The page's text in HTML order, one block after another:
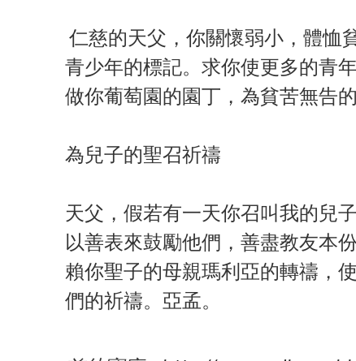
仁慈的天父，你關懷弱小，體恤
青少年的標記。求你使更多的青
做你葡萄園的園丁，為貧苦無告
為兒子的聖召祈禱
天父，假若有一天你召叫我的兒
以善表來鼓勵他們，善盡教友本
賴你聖子的母親瑪利亞的轉禱，
們的祈禱。亞孟。